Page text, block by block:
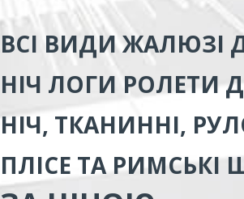
ВСІ ВИДИЖАЛЮЗІ
НІЧ ЛОГИ РОЛЕТИ
НІЧ, ТКАНИННІ,
ПЛІСЕ ТА РИМСЬКІ